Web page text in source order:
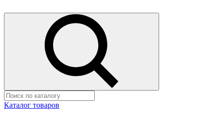
Каталог товаров